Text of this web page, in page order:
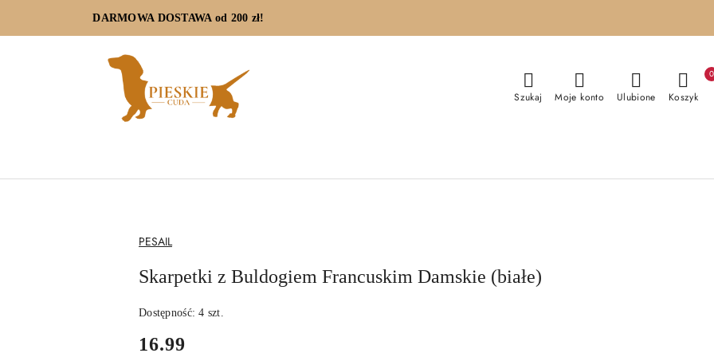
DARMOWA DOSTAWA od 200 zł!
Szukaj Moje konto Ulubione Koszyk
0
NAZWA
PRODUCENTA:
PESAIL
Skarpetki z Buldogiem Francuskim Damskie (białe)
Dostępność:4 szt.
cena:
16.99